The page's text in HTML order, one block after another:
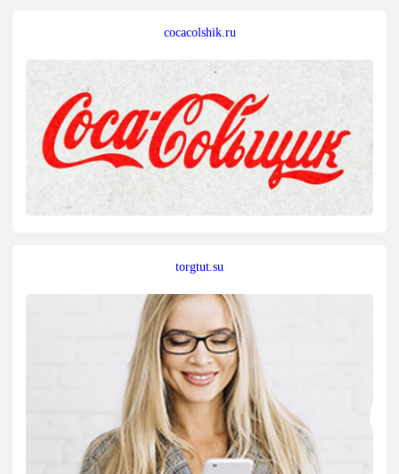
cocacolshik.ru
torgtut.su